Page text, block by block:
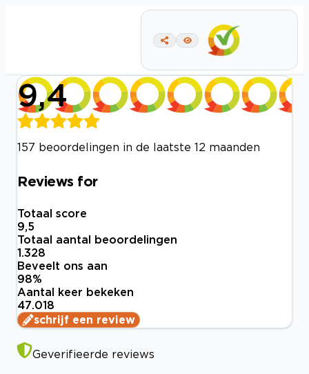
9,4
157 beoordelingen in de laatste 12 maanden
Reviews for
Totaal score
9,5
Totaal aantal beoordelingen
1.328
Beveelt ons aan
98%
Aantal keer bekeken
47.018
schrijf een review
Geverifieerde reviews